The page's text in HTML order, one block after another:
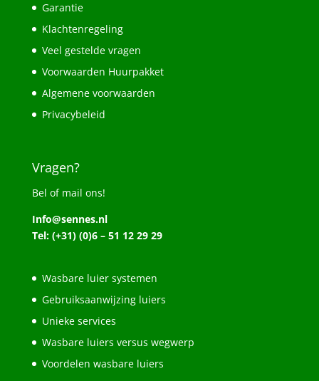
Garantie
Klachtenregeling
Veel gestelde vragen
Voorwaarden Huurpakket
Algemene voorwaarden
Privacybeleid
Vragen?
Bel of mail ons!
Info@sennes.nl
Tel: (+31) (0)6 – 51 12 29 29
Wasbare luier systemen
Gebruiksaanwijzing luiers
Unieke services
Wasbare luiers versus wegwerp
Voordelen wasbare luiers